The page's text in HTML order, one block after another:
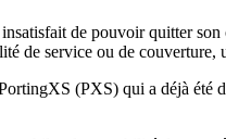
de pouvoir quitter
de service ou de
(PXS) qui a déjà